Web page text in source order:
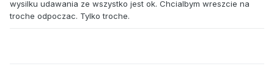
wysilku udawania ze wszystko jest ok. Chcialbym wreszcie na
troche odpoczac. Tylko troche.